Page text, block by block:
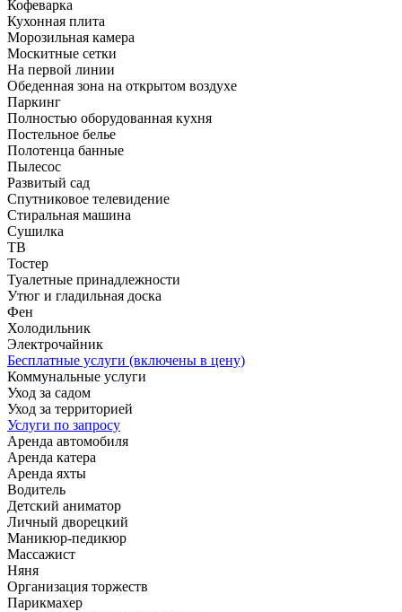
Кофеварка
Кухонная плита
Морозильная камера
Москитные сетки
На первой линии
Обеденная зона на открытом воздухе
Паркинг
Полностью оборудованная кухня
Постельное белье
Полотенца банные
Пылесос
Развитый сад
Спутниковое телевидение
Стиральная машина
Сушилка
ТВ
Тостер
Туалетные принадлежности
Утюг и гладильная доска
Фен
Холодильник
Электрочайник
Бесплатные услуги (включены в цену)
Коммунальные услуги
Уход за садом
Уход за территорией
Услуги по запросу
Аренда автомобиля
Аренда катера
Аренда яхты
Водитель
Детский аниматор
Личный дворецкий
Маникюр-педикюр
Массажист
Няня
Организация торжеств
Парикмахер